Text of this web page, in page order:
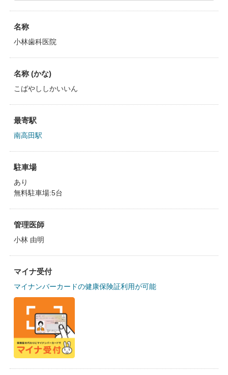
名称
小林歯科医院
名称 (かな)
こばやししかいいん
最寄駅
南高田駅
駐車場
あり
無料駐車場:5台
管理医師
小林 由明
マイナ受付
マイナンバーカードの健康保険証利用が可能